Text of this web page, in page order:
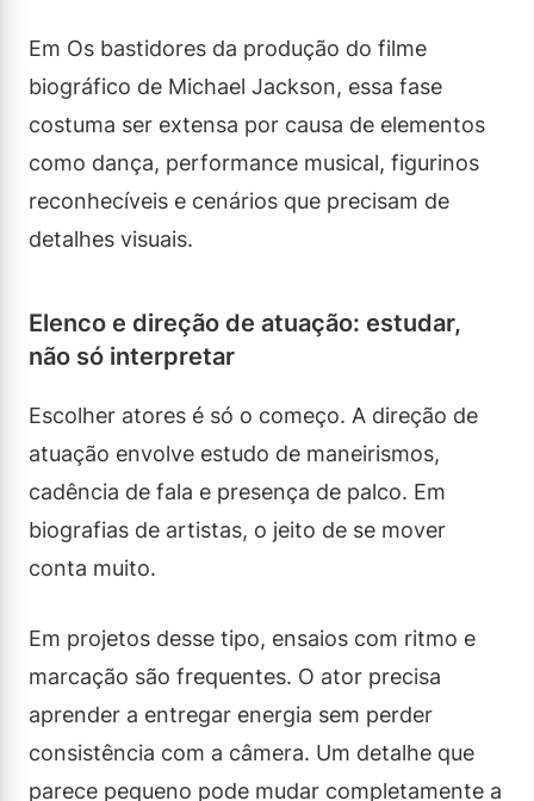
Em Os bastidores da produção do filme
biográfico de Michael Jackson, essa fase
costuma ser extensa por causa de elementos
como dança, performance musical, figurinos
reconhecíveis e cenários que precisam de
detalhes visuais.
Elenco e direção de atuação: estudar,
não só interpretar
Escolher atores é só o começo. A direção de
atuação envolve estudo de maneirismos,
cadência de fala e presença de palco. Em
biografias de artistas, o jeito de se mover
conta muito.
Em projetos desse tipo, ensaios com ritmo e
marcação são frequentes. O ator precisa
aprender a entregar energia sem perder
consistência com a câmera. Um detalhe que
parece pequeno pode mudar completamente a